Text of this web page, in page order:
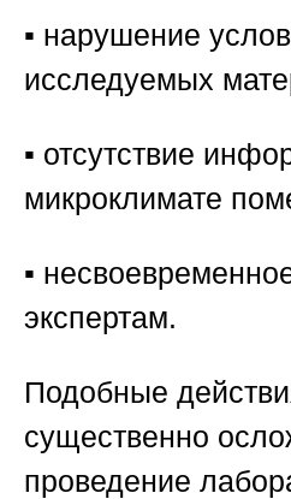
▪️ нарушение
исследуемых
▪️ отсутствие
микроклимате
▪️
экспертам.
Подобные
существенно
проведение